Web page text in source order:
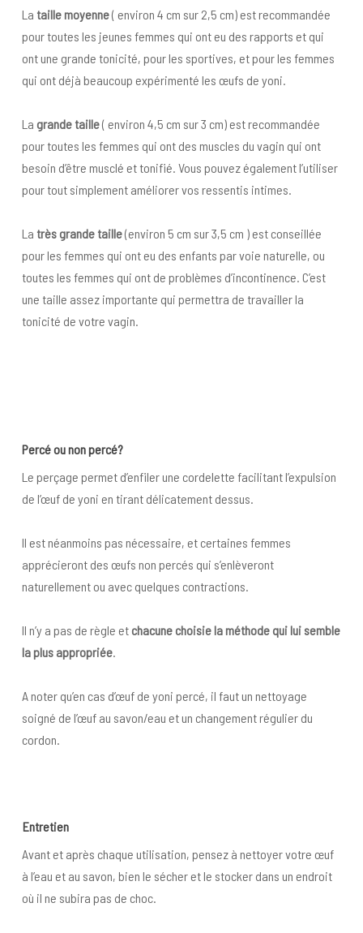
La taille moyenne( environ 4 cm sur 2,5 cm) est recommandée
pour toutes les jeunes femmes qui ont eu des rapports et qui
ont une grande tonicité, pour les sportives, et pour les femmes
qui ont déjà beaucoup expérimenté les œufs de yoni.
La grande taille( environ 4,5 cm sur 3 cm) est recommandée
pour toutes les femmes qui ont des muscles du vagin qui ont
besoin d’être musclé et tonifié. Vous pouvez également l’utiliser
pour tout simplement améliorer vos ressentis intimes.
La très grande taille(environ 5 cm sur 3,5 cm ) est conseillée
pour les femmes qui ont eu des enfants par voie naturelle, ou
toutes les femmes qui ont de problèmes d’incontinence. C’est
une taille assez importante qui permettra de travailler la
tonicité de votre vagin.
Percé ou non percé?
Le perçage permet d’enfiler une cordelette facilitant l’expulsion
de l’œuf de yoni en tirant délicatement dessus.
Il est néanmoins pas nécessaire, et certaines femmes
apprécieront des œufs non percés qui s’enlèveront
naturellement ou avec quelques contractions.
Il n’y a pas de règle et chacune choisie la méthode qui lui semble
la plus appropriée.
A noter qu’en cas d’œuf de yoni percé, il faut un nettoyage
soigné de l’œuf au savon/eau et un changement régulier du
cordon.
Entretien
Avant et après chaque utilisation, pensez à nettoyer votre œuf
à l’eau et au savon, bien le sécher et le stocker dans un endroit
où il ne subira pas de choc.